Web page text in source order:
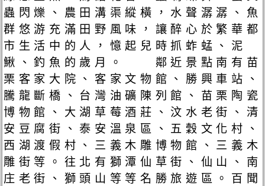
蟲閃爍、農田溝渠縱橫，水聲潺潺、魚
群悠游充滿田野風味，讓醉心於繁華都
市生活中的人，憶起兒時抓蚱蜢、泥
鰍、釣魚的歲月。 鄰近景點南有苗
栗客家大院、客家文物館、勝興車站、
騰龍斷橋、台灣油礦陳列館、苗栗陶瓷
博物館、大湖草莓酒莊、汶水老街、清
安豆腐街、泰安溫泉區、五穀文化村、
西湖渡假村、三義木雕博物館、三義木
雕街等。往北有獅潭仙草街、仙山、南
庄老街、獅頭山等等名勝旅遊區。百聞